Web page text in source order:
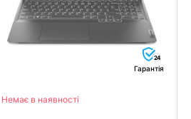
24
Гарантія
Немає в наявності